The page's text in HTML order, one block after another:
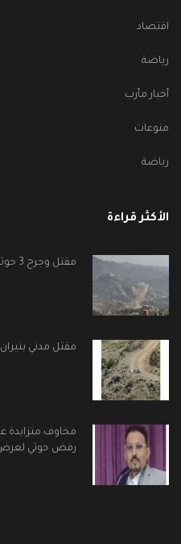
اقتصاد
رياضة
أخبار مأرب
منوعات
رياضة
الأكثر قراءة
مقتل وجرح 3 حوثيين في اشتباكات غرب تعز
مقتل مدني
مخاوف متزايدة
رفض حوثي